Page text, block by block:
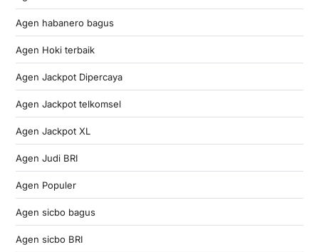
Agen habanero bagus
Agen Hoki terbaik
Agen Jackpot Dipercaya
Agen Jackpot telkomsel
Agen Jackpot XL
Agen Judi BRI
Agen Populer
Agen sicbo bagus
Agen sicbo BRI